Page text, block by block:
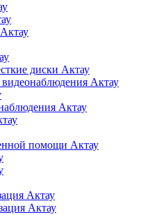
диски Актау
Актау
Актау
помощи Актау
Актау
Актау